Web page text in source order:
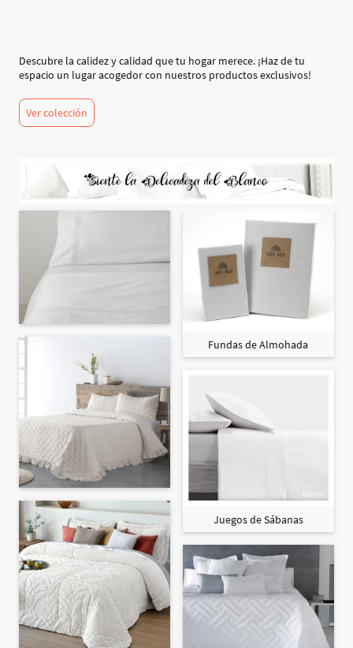
Descubre la calidez y calidad que tu hogar merece. ¡Haz de tu
espacio un lugar acogedor con nuestros productos exclusivos!
Ver colección
Fundas de Almohada
Juegos de Sábanas